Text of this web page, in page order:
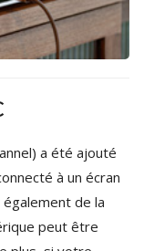
a été ajouté
à un écran
de la
peut être